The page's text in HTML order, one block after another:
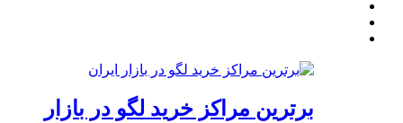
برترین مراکز خرید لگو در بازار